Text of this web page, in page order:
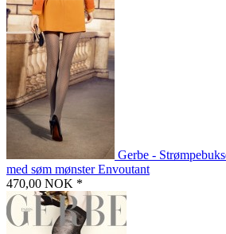
Gerbe -
med søm mønster Envoutant
470,00 NOK *